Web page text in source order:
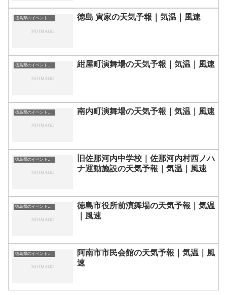
徳島県のイベント会場一覧 徳島 寅家の天気予報｜気温｜風速
徳島県のイベント会場一覧 紺屋町演舞場の天気予報｜気温｜風速
徳島県のイベント会場一覧 南内町演舞場の天気予報｜気温｜風速
旧佐那河内中学校｜佐那河内村西ノハ
ナ運動施設の天気予報｜気温｜風速
徳島市役所前演舞場の天気予報｜気温
｜風速
阿南市市民会館の天気予報｜気温｜風
速